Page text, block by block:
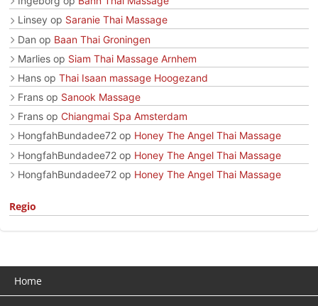
Linsey op Saranie Thai Massage
Dan op Baan Thai Groningen
Marlies op Siam Thai Massage Arnhem
Hans op Thai Isaan massage Hoogezand
Frans op Sanook Massage
Frans op Chiangmai Spa Amsterdam
HongfahBundadee72 op Honey The Angel Thai Massage
HongfahBundadee72 op Honey The Angel Thai Massage
HongfahBundadee72 op Honey The Angel Thai Massage
Regio
Home